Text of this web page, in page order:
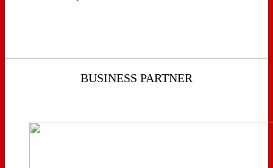
BUSINESS PARTNER